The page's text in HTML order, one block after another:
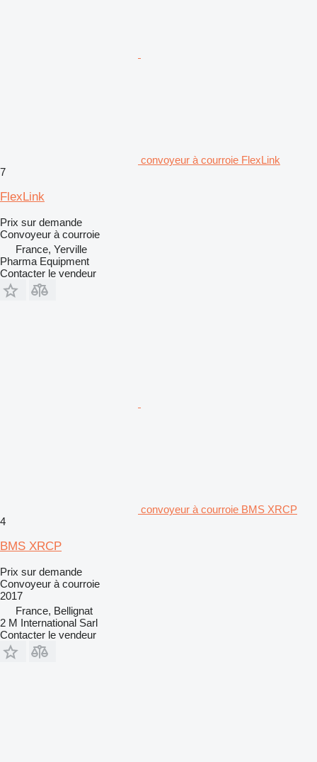
convoyeur à courroie FlexLink
7
FlexLink
Prix sur demande
Convoyeur à courroie
France, Yerville
Pharma Equipment
Contacter le vendeur
convoyeur à courroie BMS XRCP
4
BMS XRCP
Prix sur demande
Convoyeur à courroie
2017
France, Bellignat
2 M International Sarl
Contacter le vendeur